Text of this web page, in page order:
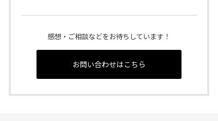
感想・ご相談などをお待ちしています！
お問い合わせはこちら